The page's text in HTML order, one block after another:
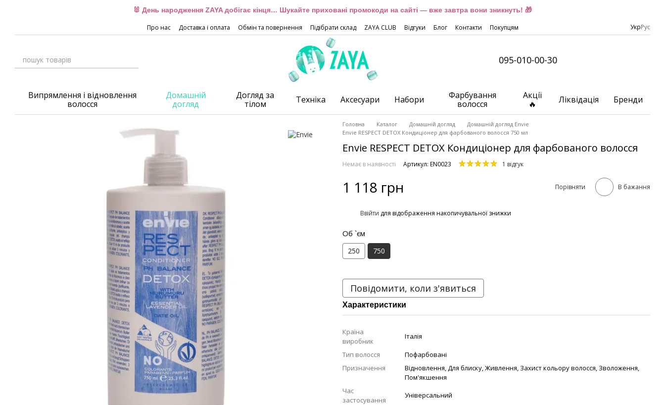
🐰 День народження ZAYA добігає кінця… Шукайте приховані промокоди на сайті — вже завтра вони зникнуть! 🎁
Про нас Доставка і оплата Обмін та повернення Підібрати склад ZAYA CLUB Відгуки Блог Контакти Покупцям УкрРус
095-010-00-30
Випрямлення і відновлення
волосся
Домашній
догляд
Догляд за
тілом
Техніка Аксесуари Набори
Фарбування
волосся
Акції
🔥
Ліквідація Бренди
Головна Каталог Домашній догляд
Домашній догляд Envie
Envie RESPECT DETOX Кондиціонер для фарбованого волосся 750 мл
Envie RESPECT DETOX Кондиціонер для фарбованого волосся
Немає в наявності Артикул: EN0023 1 відгук
1 118 грн Порівняти В бажання
Ввійти для відображення накопичувальної знижки
Об `єм
250 750
Повідомити, коли з'явиться
Характеристики
Країна
виробник
Італія
Тип волосся
Пофарбовані
Призначення
Відновлення,Для блиску,Живлення, Захист кольору волосся, Зволоження,
Пом'якшення
Час
застосування
Універсальний